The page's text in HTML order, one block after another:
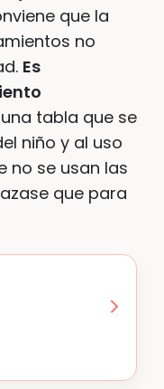
que la
no
Es
tabla que se
niño y al uso
no se usan las
que para